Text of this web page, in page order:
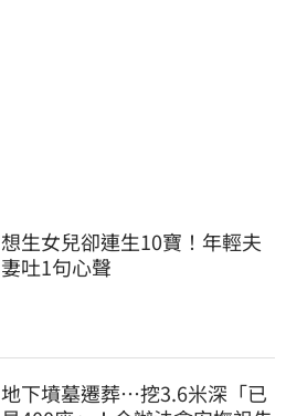
想生女兒卻連生10寶！年輕夫
妻吐1句心聲
地下墳墓遷葬…挖3.6米深「已